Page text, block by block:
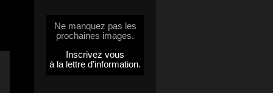
Ne manquez pas les
prochaines images.
Inscrivez vous
à la lettre d'information.